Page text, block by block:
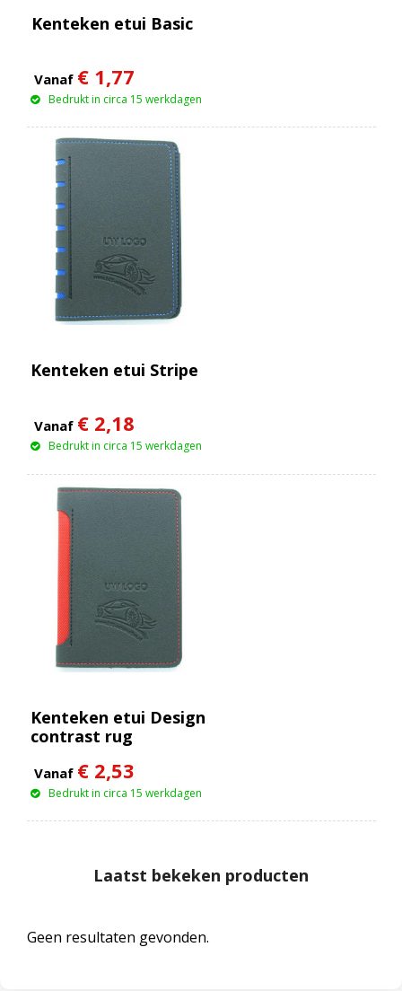
Kenteken etui Basic
Vanaf € 1,77
Bedrukt in circa 15 werkdagen
Kenteken etui Stripe
Vanaf € 2,18
Bedrukt in circa 15 werkdagen
Kenteken etui Design
contrast rug
Vanaf € 2,53
Bedrukt in circa 15 werkdagen
Laatst bekeken producten
Geen resultaten gevonden.